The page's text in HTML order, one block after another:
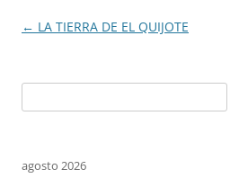
Navegación
← LA TIERRA DE EL QUIJOTE
agosto 2026